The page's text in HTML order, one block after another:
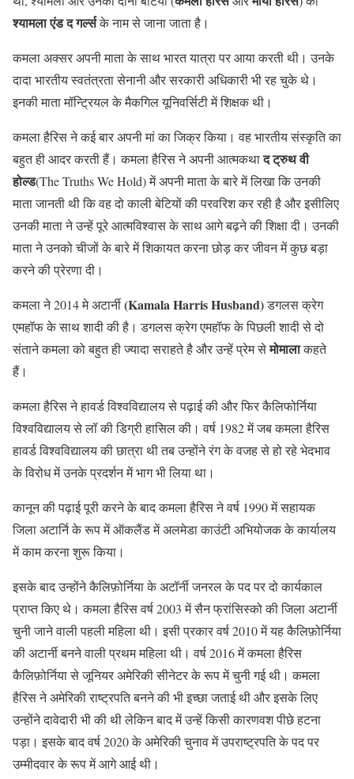
श्यामलाएंड द गर्ल्सके नाम से जाना जाता है।
कमला अक्सर अपनी माता के साथ भारत यात्रा पर आया करती थी। उनके
दादा भारतीय स्वतंत्रता सेनानी और सरकारी अधिकारी भी रह चुके थे।
इनकी माता मॉन्ट्रियल के मैकगिल यूनिवर्सिटी में शिक्षक थी।
कमला हैरिस ने कई बार अपनी मां का जिक्र किया। वह भारतीय संस्कृति का
बहुत ही आदर करती हैं। कमला हैरिस ने अपनी आत्मकथाद ट्रुथ वी
होल्ड(The Truths We Hold) में अपनी माता के बारे में लिखा कि उनकी
माता जानती थी कि वह दो काली बेटियों की परवरिश कर रही है और इसीलिए
उनकी माता ने उन्हें पूरे आत्मविश्वास के साथ आगे बढ़ने की शिक्षा दी। उनकी
माता ने उनको चीजों के बारे में शिकायत करना छोड़ कर जीवन में कुछ बड़ा
करने की प्रेरणा दी।
कमला ने 2014 मे अटार्नी(Kamala Harris Husband)डगलस क्रेग
एमहॉफ के साथ शादी की है। डगलस क्रेग एमहॉफ के पिछली शादी से दो
संताने कमला को बहुत ही ज्यादा सराहते है और उन्हें प्रेम सेमोमालाकहते
हैं।
कमला हैरिस ने हावर्ड विश्वविद्यालय से पढ़ाई की और फिर कैलिफोर्निया
विश्वविद्यालय से लॉ की डिग्री हासिल की। वर्ष 1982 में जब कमला हैरिस
हावर्ड विश्वविद्यालय की छात्रा थी तब उन्होंने रंग के वजह से हो रहे भेदभाव
के विरोध में उनके प्रदर्शन में भाग भी लिया था।
कानून की पढ़ाई पूरी करने के बाद कमला हैरिस ने वर्ष 1990 में सहायक
जिला अटार्नि के रूप में ऑकलैंड में अलमेडा काउंटी अभियोजक के कार्यालय
में काम करना शुरू किया।
इसके बाद उन्होंने कैलिफ़ोर्निया के अटॉर्नी जनरल के पद पर दो कार्यकाल
प्राप्त किए थे। कमला हैरिस वर्ष 2003 में सैन फ्रांसिस्को की जिला अटार्नी
चुनी जाने वाली पहली महिला थी। इसी प्रकार वर्ष 2010 में यह कैलिफ़ोर्निया
की अटार्नी बनने वाली प्रथम महिला थी। वर्ष 2016 में कमला हैरिस
कैलिफ़ोर्निया से जूनियर अमेरिकी सीनेटर के रूप में चुनी गई थी। कमला
हैरिस ने अमेरिकी राष्ट्रपति बनने की भी इच्छा जताई थी और इसके लिए
उन्होंने दावेदारी भी की थी लेकिन बाद में उन्हें किसी कारणवश पीछे हटना
पड़ा। इसके बाद वर्ष 2020 के अमेरिकी चुनाव में उपराष्ट्रपति के पद पर
उम्मीदवार के रूप में आगे आई थी।